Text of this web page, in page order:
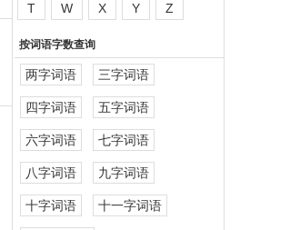
T
W X Y Z
按词语字数查询
两字词语 三字词语
四字词语 五字词语
六字词语 七字词语
八字词语 九字词语
十字词语 十一字词语